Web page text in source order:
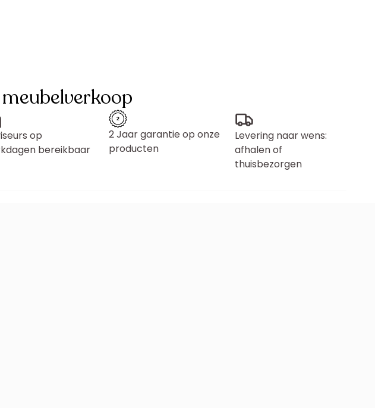
op
bereikbaar
2 Jaar garantie op onze
producten
Levering naar wens:
afhalen of
thuisbezorgen